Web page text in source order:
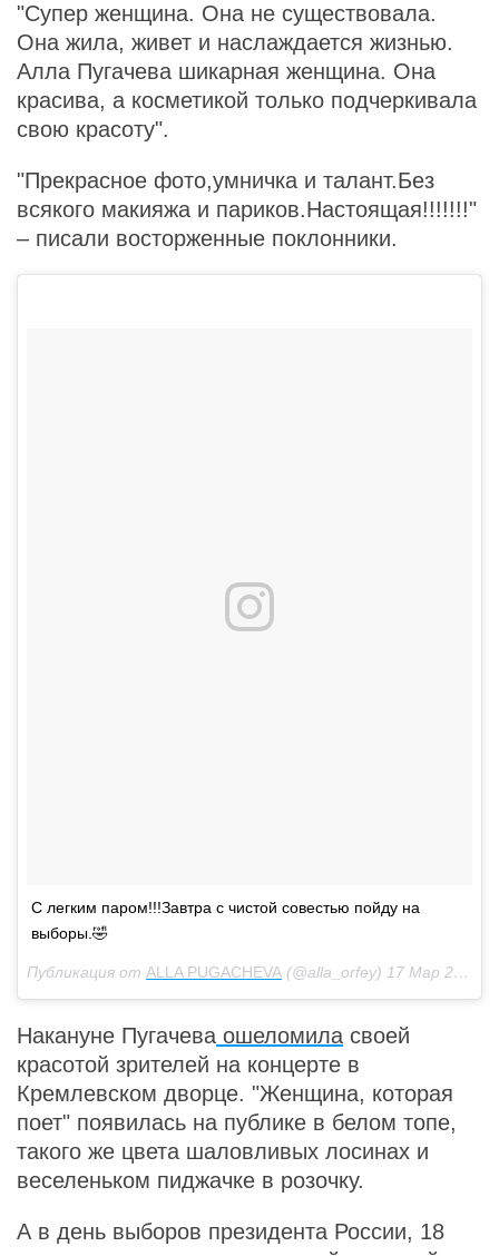
"Супер женщина. Она не существовала.
Она жила, живет и наслаждается жизнью.
Алла Пугачева шикарная женщина. Она
красива, а косметикой только подчеркивала
свою красоту".
"Прекрасное фото,умничка и талант.Без
всякого макияжа и париков.Настоящая!!!!!!!"
– писали восторженные поклонники.
С легким паром!!!Завтра с чистой совестью пойду на
выборы.🤣
Публикация от ALLA PUGACHEVA (@alla_orfey) 17 Мар 2018 в 2:07 PDT
Накануне Пугачева ошеломила своей
красотой зрителей на концерте в
Кремлевском дворце. "Женщина, которая
поет" появилась на публике в белом топе,
такого же цвета шаловливых лосинах и
веселеньком пиджачке в розочку.
А в день выборов президента России, 18